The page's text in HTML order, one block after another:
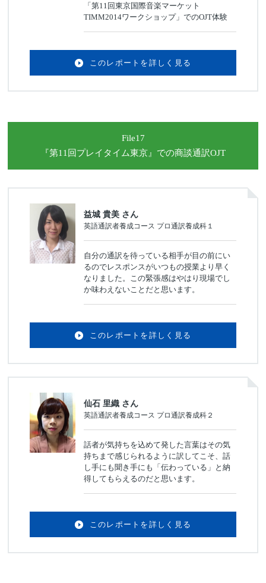
「第11回東京国際音楽マーケット
TIMM2014ワークショップ」でのOJT体験
このレポートを詳しく見る
File17
『第11回プレイタイム東京』 での商談通訳OJT
益城 貴美 さん
英語通訳者養成コース プロ通訳養成科１
自分の通訳を待っている相手が目の前にい
るのでレスポンスがいつもの授業より早く
なりました。この緊張感はやはり現場でし
か味わえないことだと思います。
このレポートを詳しく見る
仙石 里織 さん
英語通訳者養成コース プロ通訳養成科２
話者が気持ちを込めて発した言葉はその気
持ちまで感じられるように訳してこそ、話
し手にも聞き手にも「伝わっている」と納
得してもらえるのだと思います。
このレポートを詳しく見る